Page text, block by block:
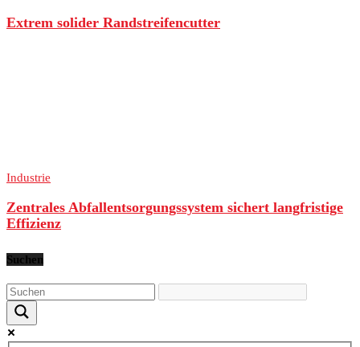
Extrem solider Randstreifencutter
Industrie
Zentrales Abfallentsorgungssystem sichert langfristige
Effizienz
Suchen